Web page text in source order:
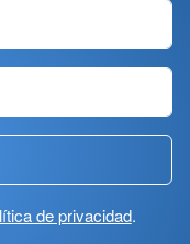
de privacidad.